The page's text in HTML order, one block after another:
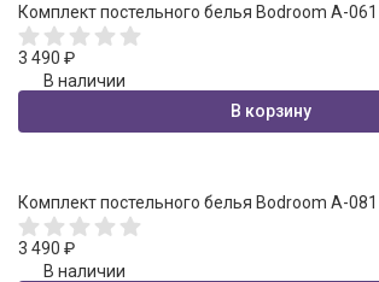
Комплект постельного белья Bodroom A-061
3 490 ₽
В наличии
В корзину
Комплект постельного белья Bodroom A-081
3 490 ₽
В наличии